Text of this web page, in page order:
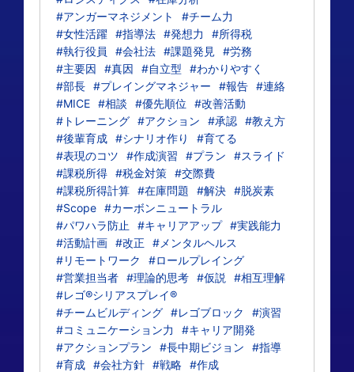
#アンガーマネジメント
#チーム力
#女性活躍 #指導法 #発想力
#所得税
#執行役員
#会社法 #課題発見
#労務
#主要因
#真因 #自立型
#わかりやすく
#部長 #プレイングマネジャー #報告 #連絡
#MICE #相談 #優先順位
#改善活動
#トレーニング #アクション #承認 #教え方
#後輩育成 #シナリオ作り
#育てる
#表現のコツ
#作成演習 #プラン
#スライド
#課税所得 #税金対策 #交際費
#課税所得計算 #在庫問題 #解決 #脱炭素
#Scope #カーボンニュートラル
#パワハラ防止
#キャリアアップ #実践能力
#活動計画 #改正
#メンタルヘルス
#リモートワーク
#ロールプレイング
#営業担当者 #理論的思考 #仮説
#相互理解
#レゴ®シリアスプレイ®
#チームビルディング #レゴブロック
#演習
#コミュニケーション力
#キャリア開発
#アクションプラン
#長中期ビジョン
#指導
#育成 #会社方針 #戦略 #作成